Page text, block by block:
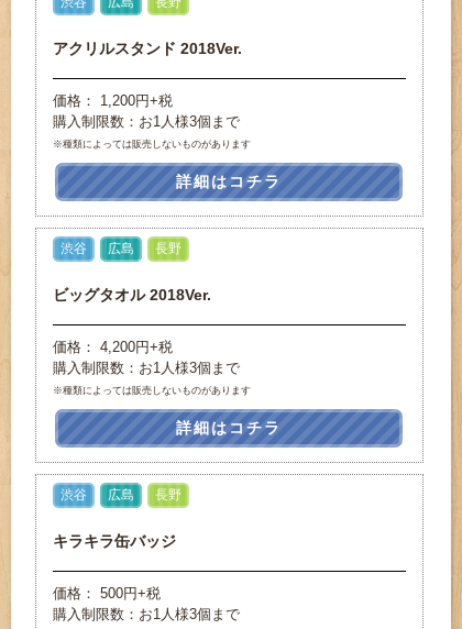
アクリルスタンド 2018Ver.
価格： 1,200円+税
購入制限数：お1人様3個まで
※種類によっては販売しないものがあります
詳細はコチラ
渋谷 広島 長野
ビッグタオル 2018Ver.
価格： 4,200円+税
購入制限数：お1人様3個まで
※種類によっては販売しないものがあります
詳細はコチラ
渋谷 広島 長野
キラキラ缶バッジ
価格： 500円+税
購入制限数：お1人様3個まで